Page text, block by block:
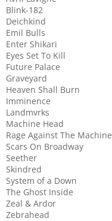
Blink-182
Deichkind
Emil Bulls
Enter Shikari
Eyes Set To Kill
Future Palace
Graveyard
Heaven Shall Burn
Imminence
Landmvrks
Machine Head
Rage Against The Machine
Scars On Broadway
Seether
Skindred
System of a Down
The Ghost Inside
Zeal & Ardor
Zebrahead